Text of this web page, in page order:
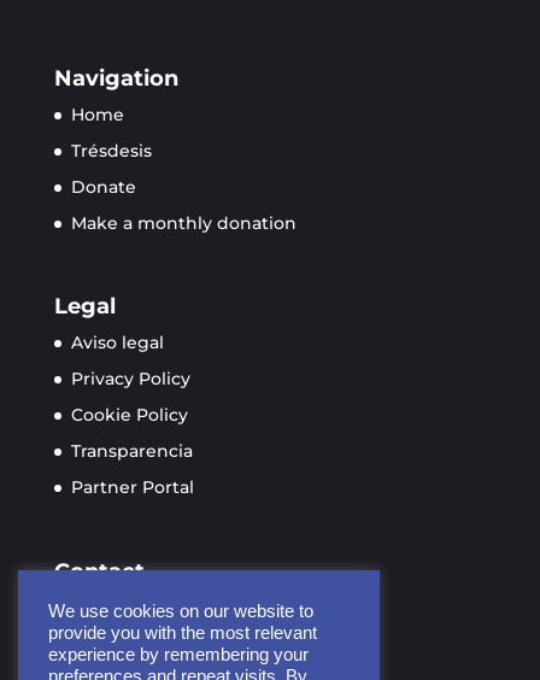
Navigation
Home
Trésdesis
Donate
Make a monthly donation
Legal
Aviso legal
Privacy Policy
Cookie Policy
Transparencia
Partner Portal
Contact
info@ayudame3d.org
Calle de Soria 9, planta 4
28005 Madrid, España
We use cookies on our website to
provide you with the most relevant
experience by remembering your